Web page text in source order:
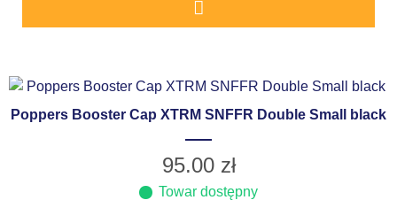
Poppers Booster Cap XTRM SNFFR Double Small black
95.00 zł
Towar dostępny